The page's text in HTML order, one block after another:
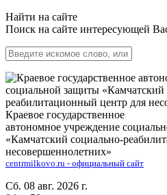
Найти на сайте
Поиск на сайте интересующей
Краевое государственное
автономное учреждение
«Камчатский социально-
несовершеннолетних»
centrmilkovo.ru - официальный сайт
Сб. 08 авг. 2026 г.